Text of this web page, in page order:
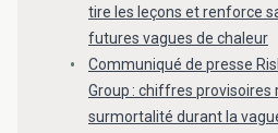
tire les leçons et renforce
futures vagues de chaleur
Communiqué de presse
Group : chiffres provisoires
surmortalité durant la